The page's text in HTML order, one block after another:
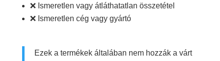
❌ Ismeretlen vagy átláthatatlan összetétel
❌ Ismeretlen cég vagy gyártó
Ezek a termékek általában nem hozzák a várt